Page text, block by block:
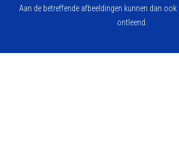
Aan de betreffende afbeeldingen kunnen dan ook
ontleend.